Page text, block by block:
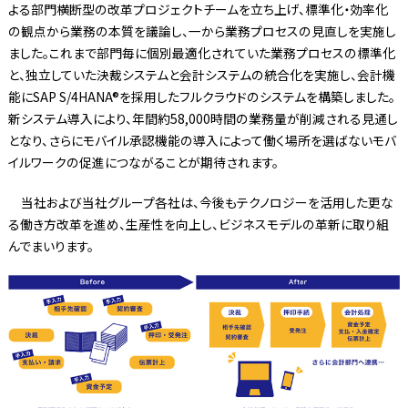
よる部門横断型の改革プロジェクトチームを立ち上げ、標準化・効率化
の観点から業務の本質を議論し、一から業務プロセスの見直しを実施し
ました。これまで部門毎に個別最適化されていた業務プロセスの標準化
と、独立していた決裁システムと会計システムの統合化を実施し、会計機
能にSAP S/4HANA®を採用したフルクラウドのシステムを構築しました。
新システム導入により、年間約58,000時間の業務量が削減される見通し
となり、さらにモバイル承認機能の導入によって働く場所を選ばないモバ
イルワークの促進につながることが期待されます。
当社および当社グループ各社は、今後もテクノロジーを活用した更な
る働き方改革を進め、生産性を向上し、ビジネスモデルの革新に取り組
んでまいります。